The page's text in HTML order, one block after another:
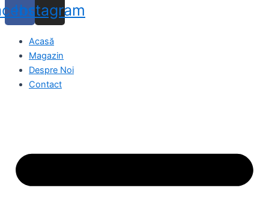
Instagram
Acasă
Magazin
Despre Noi
Contact